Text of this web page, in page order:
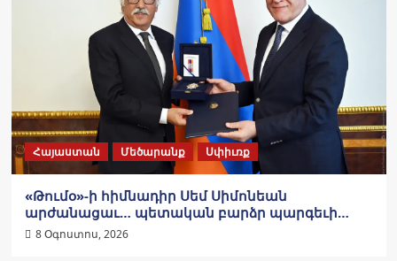
Հայաստան Մեծարանք Սփիւռք
«Թումօ»-ի հիմնադիր Սեմ Սիմոնեան
արժանացաւ… պետական բարձր պարգեւի…
8 Օգոստոս, 2026